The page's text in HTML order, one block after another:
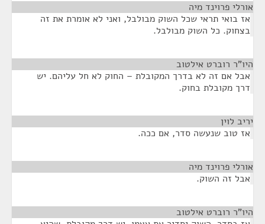
אורלי פרוינד מיה
אז בואי תראי שכל השוק מבולבל, ואני לא אומרת את זה
בצחוק. כל השוק מבולבל.
היו"ר רוברט אילטוב
אבל אם זה לא בדרך המקובלת – החוק לא חל עליהם. יש
דרך מקובלת בחוק.
יריב לוין
אז טוב שנעשה סדר, אם ככה.
אורלי פרוינד מיה
אבל זה השוק.
היו"ר רוברט אילטוב